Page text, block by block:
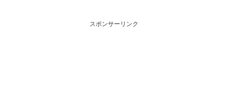
スポンサーリンク